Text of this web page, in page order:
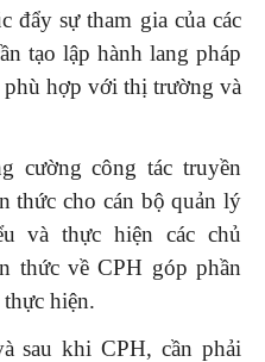
đẩy sự tham gia của các
tạo lập hành lang pháp
hợp với thị trường và
cường công tác truyền
thức cho cán bộ quản lý
và thực hiện các chủ
thức về CPH góp phần
hiện.
sau khi CPH, cần phải